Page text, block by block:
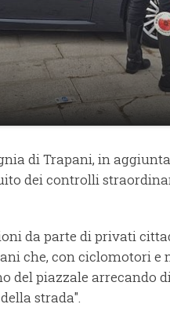
di Trapani, in
dei controlli
da parte di privati
che, con ciclomotori
del piazzale arrecando
strada".